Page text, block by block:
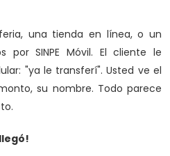
una tienda en línea, o un
por SINPE Móvil. El cliente le
"ya le transferí". Usted ve el
su nombre. Todo parece